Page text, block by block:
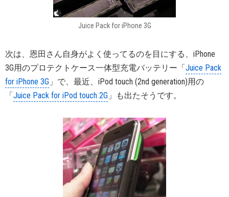
Juice Pack for iPhone 3G
次は、恩田さん自身がよく使ってるのを目にする、iPhone
3G用のプロテクトケース一体型充電バッテリー「Juice Pack
for iPhone 3G 」で、最近、iPod touch (2nd generation)用の
「Juice Pack for iPod touch 2G 」も出たそうです。